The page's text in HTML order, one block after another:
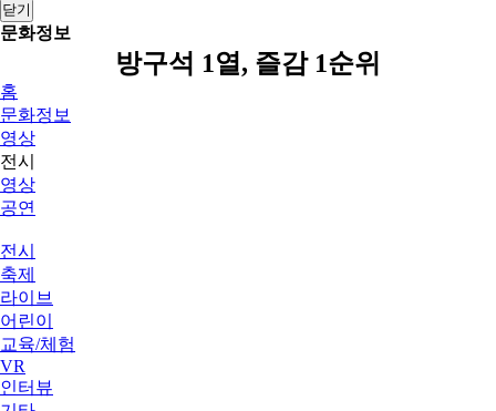
닫기
문화정보
방구석 1열, 즐감 1순위
홈
문화정보
영상
전시
영상
공연
전시
축제
라이브
어린이
교육/체험
VR
인터뷰